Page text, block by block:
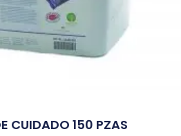
CUIDADO 150 PZAS